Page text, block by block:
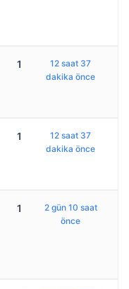
1
12 saat 37
dakika önce
1
12 saat 37
dakika önce
1
2 gün 10 saat
önce